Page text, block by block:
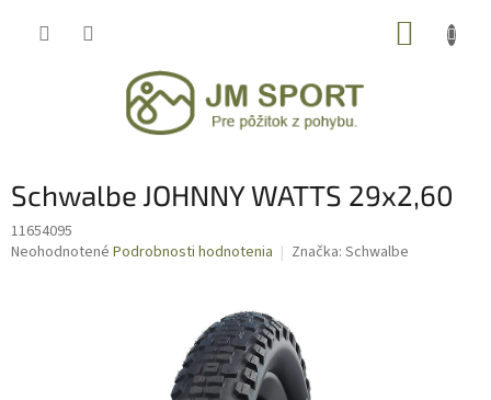
Schwalbe JOHNNY WATTS 29x2,60
11654095
Priemerné
Neohodnotené Podrobnosti hodnotenia Značka: Schwalbe